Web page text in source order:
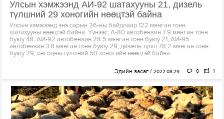
Улсын хэмжээнд АИ-92 шатахууны 21, дизель
түлшний 29 хоногийн нөөцтэй байна
Улсын хэмжээнд энэ сарын 26-ны байдлаар 122 мянган тонн
шатахууны нөөцтэй байна. Үүнээс, А-80 автобензин 7.9 мянган тонн
буюу 48, АИ-92 автобензин 28.5 мянган тонн буюу 21, АИ-95
автобензин 3.8 мянган тонн буюу 29, дизель түлш 78.2 мянган тонн
буюу 29, онгоцны түлшний 50 хоногийн нөөцтэй байна...
Эдийн засаг 2022.08.29 0 1